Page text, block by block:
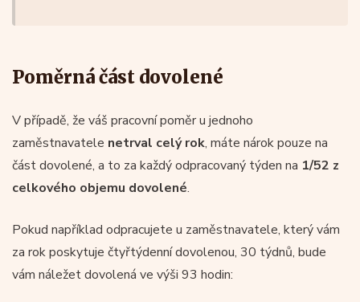
Poměrná část dovolené
V případě, že váš pracovní poměr u jednoho
zaměstnavatele netrval celý rok, máte nárok pouze na
část dovolené, a to za každý odpracovaný týden na 1/52 z
celkového objemu dovolené.
Pokud například odpracujete u zaměstnavatele, který vám
za rok poskytuje čtyřtýdenní dovolenou, 30 týdnů, bude
vám náležet dovolená ve výši 93 hodin: